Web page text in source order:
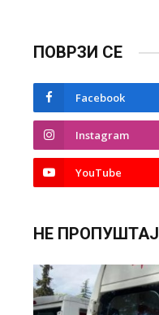
ПОВРЗИ СЕ
Facebook
Instagram
YouTube
НЕ ПРОПУШТАЈ